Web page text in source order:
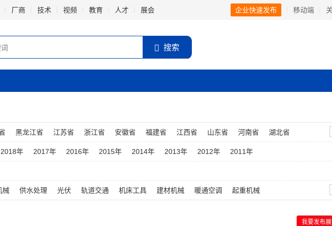
厂商 技术 视频 教育 人才 展会 企业快速发布 移动端
搜索
黑龙江省 江苏省 浙江省 安徽省 福建省 江西省 山东省 河南省 湖北省
青海省 宁夏 新疆 台湾省 香港 澳门
2018年 2017年 2016年 2015年 2014年 2013年 2012年 2011年
械 供水处理 光伏 轨道交通 机床工具 建材机械 暖通空调 起重机械
我要发布